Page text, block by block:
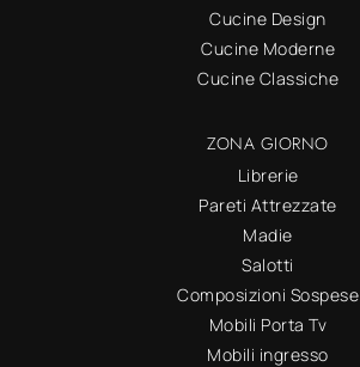
Cucine Design
Cucine Moderne
Cucine Classiche
ZONA GIORNO
Librerie
Pareti Attrezzate
Madie
Salotti
Composizioni Sospese
Mobili Porta Tv
Mobili ingresso